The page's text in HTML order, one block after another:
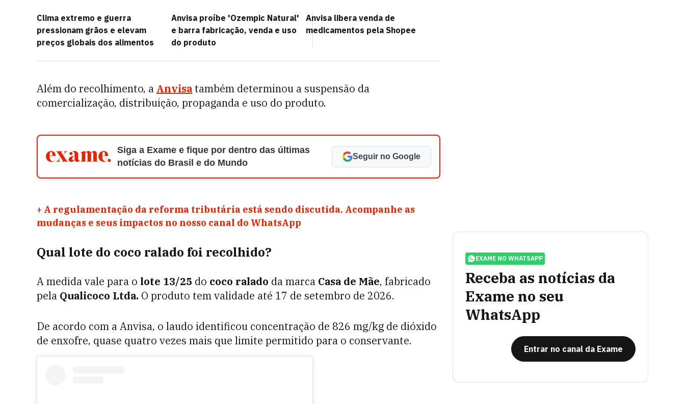
Clima extremo e guerra
pressionam grãos e elevam
preços globais dos alimentos
Anvisa proíbe 'Ozempic Natural'
e barra fabricação, venda e uso
do produto
Anvisa libera venda de
medicamentos pela Shopee
Além do recolhimento, a Anvisa também determinou a suspensão da
comercialização, distribuição, propaganda e uso do produto.
Siga a Exame e fique por dentro das últimas
notícias do Brasil e do Mundo
Seguir no Google
+ A regulamentação da reforma tributária está sendo discutida. Acompanhe as
mudanças e seus impactos no nosso canal do WhatsApp
Qual lote do coco ralado foi recolhido?
A medida vale para o lote 13/25 do coco ralado da marca Casa de Mãe, fabricado
pela Qualicoco Ltda. O produto tem validade até 17 de setembro de 2026.
De acordo com a Anvisa, o laudo identificou concentração de 826 mg/kg de dióxido
de enxofre, quase quatro vezes mais que limite permitido para o conservante.
EXAME NO WHATSAPP
Receba as notícias da
Exame no seu
WhatsApp
Entrar no canal da Exame